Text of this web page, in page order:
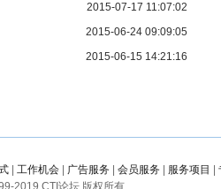
2015-07-17 11:07:02
2015-06-24 09:09:05
2015-06-15 14:21:16
工作机会 广告服务 会员服务 服务项目
2019 CTI论坛 版权所有